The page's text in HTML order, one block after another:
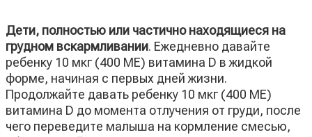
Дети, полностью или частично находящиеся на
грудном вскармливании. Ежедневно давайте
ребенку 10 мкг (400 МЕ) витамина D в жидкой
форме, начиная с первых дней жизни.
Продолжайте давать ребенку 10 мкг (400 МЕ)
витамина D до момента отлучения от груди, после
чего переведите малыша на кормление смесью,